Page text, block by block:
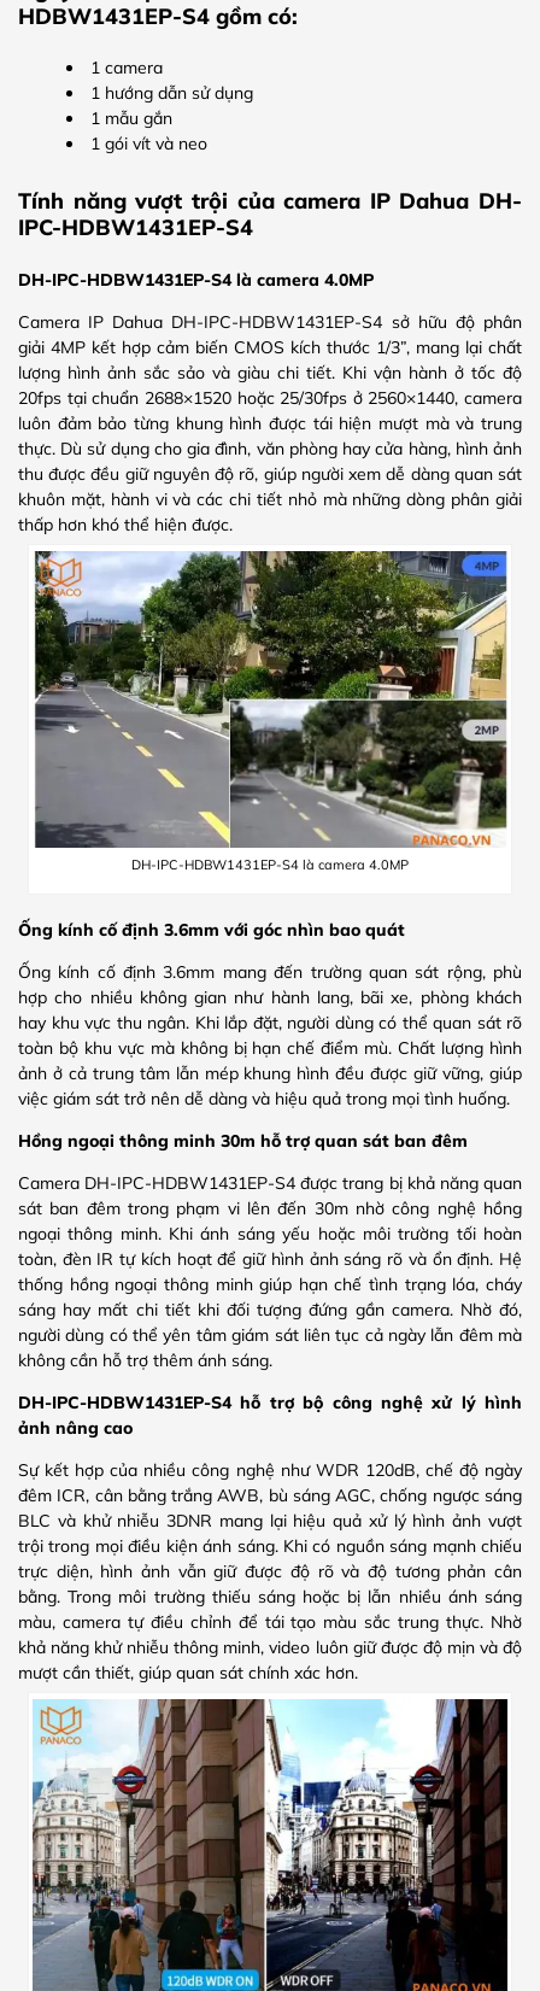
HDBW1431EP-S4 gồm có:
1 camera
1 hướng dẫn sử dụng
1 mẫu gắn
1 gói vít và neo
Tính năng vượt trội của camera IP Dahua DH-
IPC-HDBW1431EP-S4
DH-IPC-HDBW1431EP-S4 là camera 4.0MP
Camera IP Dahua DH-IPC-HDBW1431EP-S4 sở hữu độ phân
giải 4MP kết hợp cảm biến CMOS kích thước 1/3”, mang lại chất
lượng hình ảnh sắc sảo và giàu chi tiết. Khi vận hành ở tốc độ
20fps tại chuẩn 2688×1520 hoặc 25/30fps ở 2560×1440, camera
luôn đảm bảo từng khung hình được tái hiện mượt mà và trung
thực. Dù sử dụng cho gia đình, văn phòng hay cửa hàng, hình ảnh
thu được đều giữ nguyên độ rõ, giúp người xem dễ dàng quan sát
khuôn mặt, hành vi và các chi tiết nhỏ mà những dòng phân giải
thấp hơn khó thể hiện được.
DH-IPC-HDBW1431EP-S4 là camera 4.0MP
Ống kính cố định 3.6mm với góc nhìn bao quát
Ống kính cố định 3.6mm mang đến trường quan sát rộng, phù
hợp cho nhiều không gian như hành lang, bãi xe, phòng khách
hay khu vực thu ngân. Khi lắp đặt, người dùng có thể quan sát rõ
toàn bộ khu vực mà không bị hạn chế điểm mù. Chất lượng hình
ảnh ở cả trung tâm lẫn mép khung hình đều được giữ vững, giúp
việc giám sát trở nên dễ dàng và hiệu quả trong mọi tình huống.
Hồng ngoại thông minh 30m hỗ trợ quan sát ban đêm
Camera DH-IPC-HDBW1431EP-S4 được trang bị khả năng quan
sát ban đêm trong phạm vi lên đến 30m nhờ công nghệ hồng
ngoại thông minh. Khi ánh sáng yếu hoặc môi trường tối hoàn
toàn, đèn IR tự kích hoạt để giữ hình ảnh sáng rõ và ổn định. Hệ
thống hồng ngoại thông minh giúp hạn chế tình trạng lóa, cháy
sáng hay mất chi tiết khi đối tượng đứng gần camera. Nhờ đó,
người dùng có thể yên tâm giám sát liên tục cả ngày lẫn đêm mà
không cần hỗ trợ thêm ánh sáng.
DH-IPC-HDBW1431EP-S4 hỗ trợ bộ công nghệ xử lý hình
ảnh nâng cao
Sự kết hợp của nhiều công nghệ như WDR 120dB, chế độ ngày
đêm ICR, cân bằng trắng AWB, bù sáng AGC, chống ngược sáng
BLC và khử nhiễu 3DNR mang lại hiệu quả xử lý hình ảnh vượt
trội trong mọi điều kiện ánh sáng. Khi có nguồn sáng mạnh chiếu
trực diện, hình ảnh vẫn giữ được độ rõ và độ tương phản cân
bằng. Trong môi trường thiếu sáng hoặc bị lẫn nhiều ánh sáng
màu, camera tự điều chỉnh để tái tạo màu sắc trung thực. Nhờ
khả năng khử nhiễu thông minh, video luôn giữ được độ mịn và độ
mượt cần thiết, giúp quan sát chính xác hơn.